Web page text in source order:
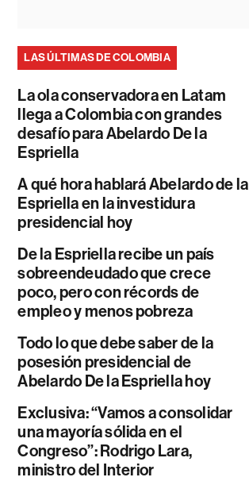
LAS ÚLTIMAS DE COLOMBIA
La ola conservadora en Latam
llega a Colombia con grandes
desafío para Abelardo De la
Espriella
A qué hora hablará Abelardo de la
Espriella en la investidura
presidencial hoy
De la Espriella recibe un país
sobreendeudado que crece
poco, pero con récords de
empleo y menos pobreza
Todo lo que debe saber de la
posesión presidencial de
Abelardo De la Espriella hoy
Exclusiva: “Vamos a consolidar
una mayoría sólida en el
Congreso”: Rodrigo Lara,
ministro del Interior